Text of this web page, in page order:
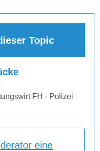
Topic
FH - Polizei
eine